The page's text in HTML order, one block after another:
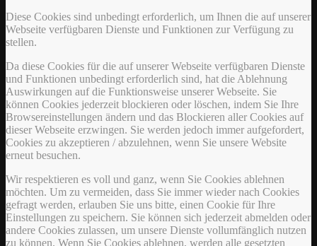
Diese Cookies sind unbedingt erforderlich, um Ihnen die auf unserer
Webseite verfügbaren Dienste und Funktionen zur Verfügung zu
stellen.
Da diese Cookies für die auf unserer Webseite verfügbaren Dienste
und Funktionen unbedingt erforderlich sind, hat die Ablehnung
Auswirkungen auf die Funktionsweise unserer Webseite. Sie
können Cookies jederzeit blockieren oder löschen, indem Sie Ihre
Browsereinstellungen ändern und das Blockieren aller Cookies auf
dieser Webseite erzwingen. Sie werden jedoch immer aufgefordert,
Cookies zu akzeptieren / abzulehnen, wenn Sie unsere Website
erneut besuchen.
Wir respektieren es voll und ganz, wenn Sie Cookies ablehnen
möchten. Um zu vermeiden, dass Sie immer wieder nach Cookies
gefragt werden, erlauben Sie uns bitte, einen Cookie für Ihre
Einstellungen zu speichern. Sie können sich jederzeit abmelden oder
andere Cookies zulassen, um unsere Dienste vollumfänglich nutzen
zu können. Wenn Sie Cookies ablehnen, werden alle gesetzten